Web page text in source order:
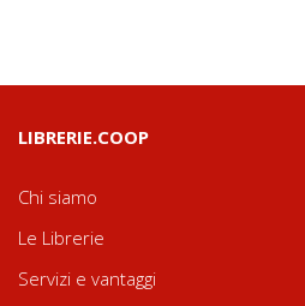
LIBRERIE.COOP
Chi siamo
Le Librerie
Servizi e vantaggi